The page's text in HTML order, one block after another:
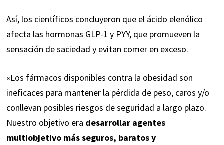
Así, los científicos concluyeron que el ácido elenólico
afecta las hormonas GLP-1 y PYY, que promueven la
sensación de saciedad y evitan comer en exceso.
«Los fármacos disponibles contra la obesidad son
ineficaces para mantener la pérdida de peso, caros y/o
conllevan posibles riesgos de seguridad a largo plazo.
Nuestro objetivo era desarrollar agentes
multiobjetivo más seguros, baratos y